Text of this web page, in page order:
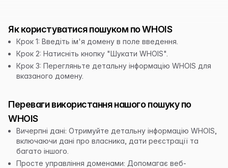
Як користуватися пошуком по WHOIS
Крок 1: Введіть ім'я домену в поле введення.
Крок 2: Натисніть кнопку "Шукати WHOIS".
Крок 3: Перегляньте детальну інформацію WHOIS для
вказаного домену.
Переваги використання нашого пошуку по
WHOIS
Вичерпні дані: Отримуйте детальну інформацію WHOIS,
включаючи дані про власника, дати реєстрації та
багато іншого.
Просте управління доменами: Допомагає веб-